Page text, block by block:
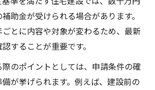
助金が受けられる場合があります。
とに内容や対象が変わるため、最新
することが重要です。
のポイントとしては、申請条件の確
が挙げられます。例えば、建設前の